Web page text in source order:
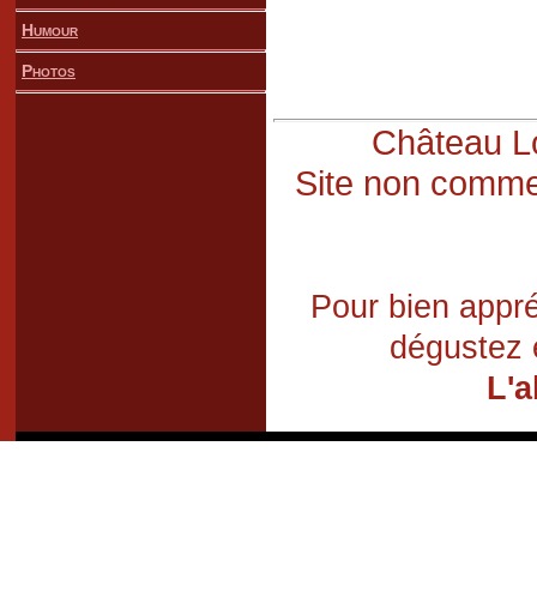
Humour
Photos
Château
Site non
Pour bien
dégustez